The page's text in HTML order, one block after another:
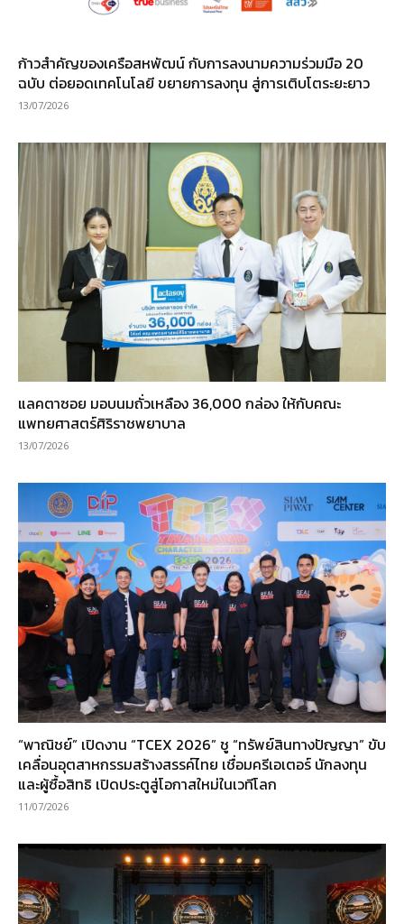
ก้าวสำคัญของเครือสหพัฒน์ กับการลงนามความร่วมมือ 20
ฉบับ ต่อยอดเทคโนโลยี ขยายการลงทุน สู่การเติบโตระยะยาว
13/07/2026
แลคตาซอย มอบนมถั่วเหลือง 36,000 กล่อง ให้กับคณะ
แพทยศาสตร์ศิริราชพยาบาล
13/07/2026
“พาณิชย์” เปิดงาน “TCEX 2026” ชู “ทรัพย์สินทางปัญญา” ขับ
เคลื่อนอุตสาหกรรมสร้างสรรค์ไทย เชื่อมครีเอเตอร์ นักลงทุน
และผู้ซื้อสิทธิ เปิดประตูสู่โอกาสใหม่ในเวทีโลก
11/07/2026